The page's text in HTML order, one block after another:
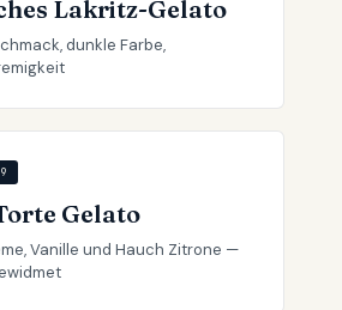
Lakritz-Gelato
dunkle Farbe,
Gelato
Vanille und Hauch Zitrone —